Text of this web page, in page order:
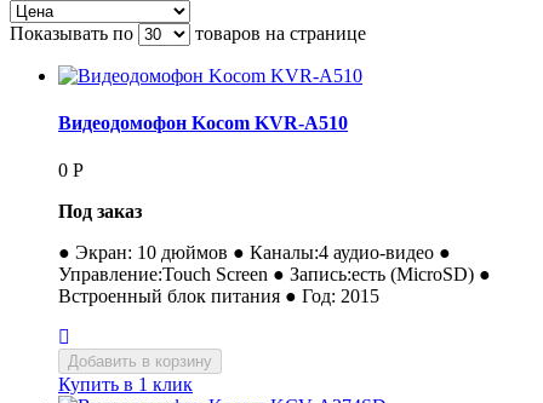
Показывать по товаров на странице
Видеодомофон Kocom KVR-A510
0 Р
Под заказ
● Экран: 10 дюймов ● Каналы:4 аудио-видео ●
Управление:Touch Screen ● Запись:есть (MicroSD) ●
Встроенный блок питания ● Год: 2015
Купить в 1 клик